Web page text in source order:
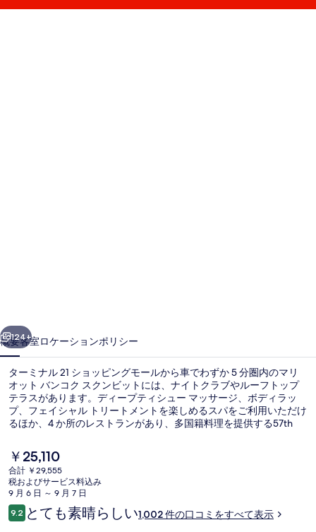
コ
ク
ス
ク
ン
ビ
ッ
ト
の
次へ
124+
概要客室ロケーションポリシー
ターミナル 21 ショッピングモールから車でわずか 5 分圏内のマリ
オット バンコク スクンビットには、ナイトクラブやルーフトップ
テラスがあります。ディープティシュー マッサージ、ボディラッ
プ、フェイシャル トリートメントを楽しめるスパをご利用いただけ
るほか、4 か所のレストランがあり、多国籍料理を提供する57th
この高級ホテルにあるその他設備には屋外プール、プールサイドバ
ー、および24 時間営業のフィットネスセンターがあります。旅行
者は親切なスタッフや総合的な施設のコンディションを高く評価し
ています。 この宿泊施設からは歩いてすぐ公共交通機関を利用でき
ます。BTS トンロー駅までは 3 分、BTS エカマイ駅までは 9 分で
す。
現
在
の
料
金
は
￥25,110
合計 ￥29,555
税およびサービス料込み
9 月 6 日 ～ 9 月 7 日
口
コ
9.210段階中9.2
とても素晴らしい1,002 件の口コミをすべて表示